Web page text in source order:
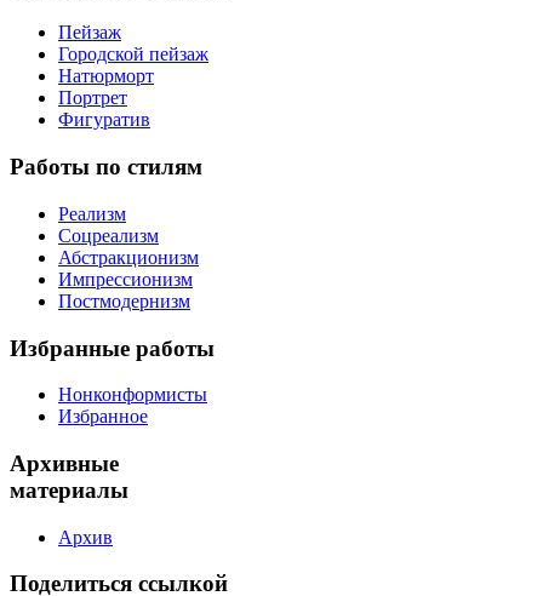
Пейзаж
Городской пейзаж
Натюрморт
Портрет
Фигуратив
Работы по стилям
Реализм
Соцреализм
Абстракционизм
Импрессионизм
Постмодернизм
Избранные работы
Нонконформисты
Избранное
Архивные
материалы
Архив
Поделиться ссылкой